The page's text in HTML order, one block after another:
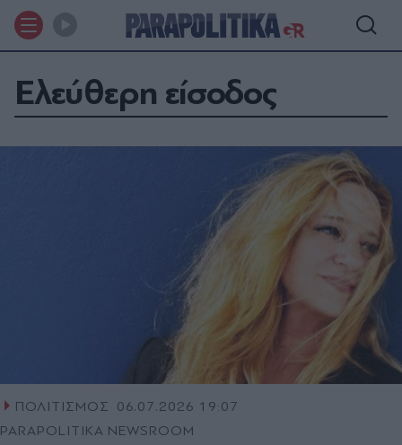
Ελεύθερη είσοδος
ΠΟΛΙΤΙΣΜΟΣ
06.07.2026 19:07
PARAPOLITIKA NEWSROOM